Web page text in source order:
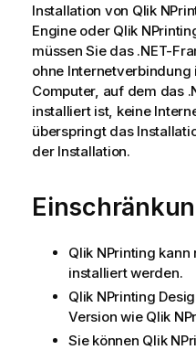
Installation von Qlik
Engineoder Qlik
müssen Sie das .NET-
ohne Internetverbindung
Computer, auf dem das
installiert ist, keine
überspringt das
der Installation.
Qlik NPrinting kann
installiert werden.
Qlik NPrinting
Version wie Qlik
Sie können Qlik